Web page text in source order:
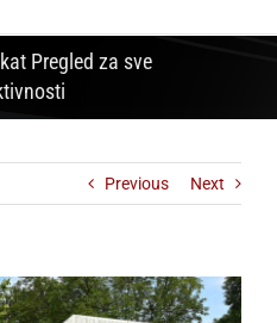
Pregled za sve
Previous Next